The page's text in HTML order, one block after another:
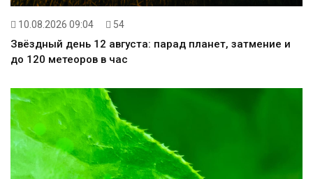
10.08.2026 09:04 54
Звёздный день 12 августа: парад планет, затмение и
до 120 метеоров в час